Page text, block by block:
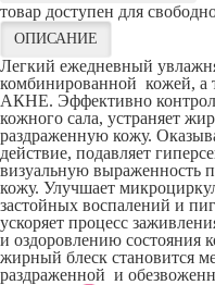
товар доступен для
ОПИСАНИЕ
Легкий ежедневный
комбинированной кожей, а
АКНЕ. Эффективно
кожного сала, устраняет
раздраженную кожу.
действие, подавляет
визуальную выраженность
кожу. Улучшает
застойных воспалений и
ускоряет процесс
и оздоровлению состояния
жирный блеск становится
раздраженной и